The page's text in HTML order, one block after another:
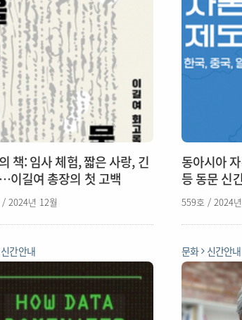
책: 임사 체험, 짧은 사랑, 긴
이길여 총장의 첫 고백
2024년 12월
동아시아
등 동문 신
559호 / 2024
간안내 문화 신간안내